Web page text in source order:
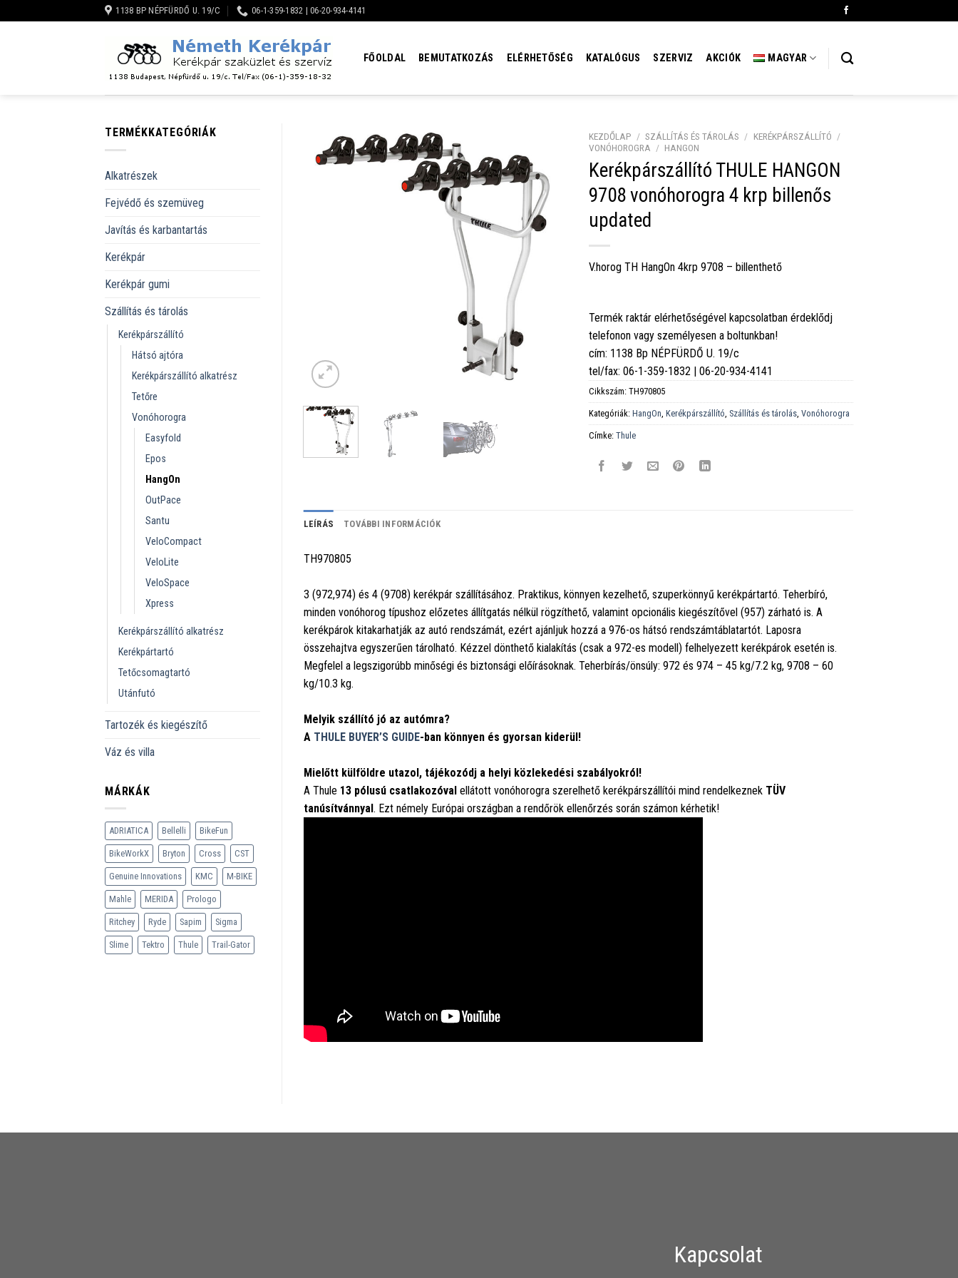
to
1138 BP NÉPFÜRDŐ U. 19/C 06-1-359-1832 | 06-20-934-4141
FŐOLDAL BEMUTATKOZÁS ELÉRHETŐSÉG KATALÓGUS SZERVIZ AKCIÓK MAGYAR
TERMÉKKATEGÓRIÁK
Alkatrészek
Fejvédő és szemüveg
Javítás és karbantartás
Kerékpár
Kerékpár gumi
Szállítás és tárolás
Kerékpárszállító
Hátsó ajtóra
Kerékpárszállító alkatrész
Tetőre
Vonóhorogra
Easyfold
Epos
HangOn
OutPace
Santu
VeloCompact
VeloLite
VeloSpace
Xpress
Kerékpárszállító alkatrész
Kerékpártartó
Tetőcsomagtartó
Utánfutó
Tartozék és kiegészítő
Váz és villa
MÁRKÁK
ADRIATICA Bellelli BikeFun
BikeWorkX Bryton Cross CST
Genuine Innovations KMC M-BIKE
Mahle MERIDA Prologo
Ritchey Ryde Sapim Sigma
Slime Tektro Thule Trail-Gator
KEZDŐLAP / SZÁLLÍTÁS ÉS TÁROLÁS / KERÉKPÁRSZÁLLÍTÓ /
VONÓHOROGRA / HANGON
Kerékpárszállító THULE HANGON
9708 vonóhorogra 4 krp billenős
updated
V.horog TH HangOn 4krp 9708 – billenthető
Termék raktár elérhetőségével kapcsolatban érdeklődj
telefonon vagy személyesen a boltunkban!
cím: 1138 Bp NÉPFÜRDŐ U. 19/c
tel/fax: 06-1-359-1832 | 06-20-934-4141
Cikkszám:TH970805
Kategóriák:HangOn ,Kerékpárszállító Szállítás és tárolás ,Vonóhorogra
Címke:Thule
LEÍRÁS TOVÁBBI INFORMÁCIÓK
TH970805
3 (972,974) és 4 (9708) kerékpár szállításához. Praktikus, könnyen kezelhető, szuperkönnyű kerékpártartó. Teherbíró,
minden vonóhorog típushoz előzetes állítgatás nélkül rögzíthető, valamint opcionális kiegészítővel (957) zárható is. A
kerékpárok kitakarhatják az autó rendszámát, ezért ajánljuk hozzá a 976-os hátsó rendszámtáblatartót. Laposra
összehajtva egyszerűen tárolható. Kézzel dönthető kialakítás (csak a 972-es modell) felhelyezett kerékpárok esetén is.
Megfelel a legszigorúbb minőségi és biztonsági előírásoknak. Teherbírás/önsúly: 972 és 974 – 45 kg/7.2 kg, 9708 – 60
kg/10.3 kg.
Melyik szállító jó az autómra?
A THULE BUYER’S GUIDE-ban könnyen és gyorsan kiderül!
Mielőtt külföldre utazol, tájékozódj a helyi közlekedési szabályokról!
A Thule 13 pólusú csatlakozóvalellátott vonóhorogra szerelhető kerékpárszállítói mind rendelkeznek TÜV
tanúsítvánnyal. Ezt némely Európai országban a rendőrök ellenőrzés során számon kérhetik!
Kapcsolat